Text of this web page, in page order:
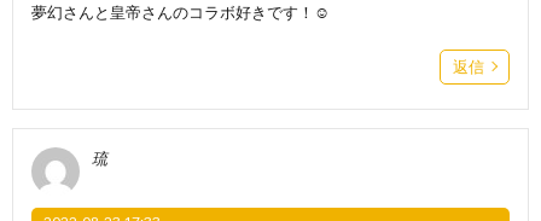
夢幻さんと皇帝さんのコラボ好きです！☺️
返信
琉